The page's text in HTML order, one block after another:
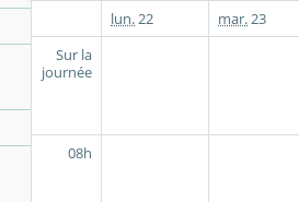
lun. 22 mar. 23
Sur la
journée
08h